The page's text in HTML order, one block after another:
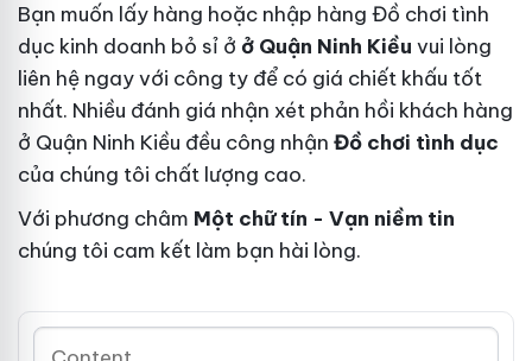
Bạn muốn lấy hàng hoặc nhập hàng Đồ chơi tình
dục kinh doanh bỏ sỉ ở ở Quận Ninh Kiều vui lòng
liên hệ ngay với công ty để có giá chiết khấu tốt
nhất. Nhiều đánh giá nhận xét phản hồi khách hàng
ở Quận Ninh Kiều đều công nhận Đồ chơi tình dục
của chúng tôi chất lượng cao.
Với phương châm Một chữ tín - Vạn niềm tin
chúng tôi cam kết làm bạn hài lòng.